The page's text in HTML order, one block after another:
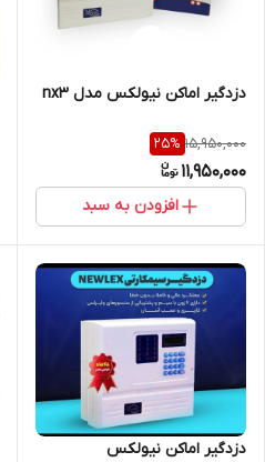
دزدگیر اماکن نیولکس مدل nx3
15,950,000
25%
11,950,000
افزودن به سبد
دزدگیر اماکن نیولکس